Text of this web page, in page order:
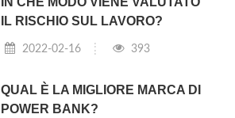
IL RISCHIO SUL LAVORO?
2022-02-16 393
QUAL È LA MIGLIORE MARCA DI
POWER BANK?